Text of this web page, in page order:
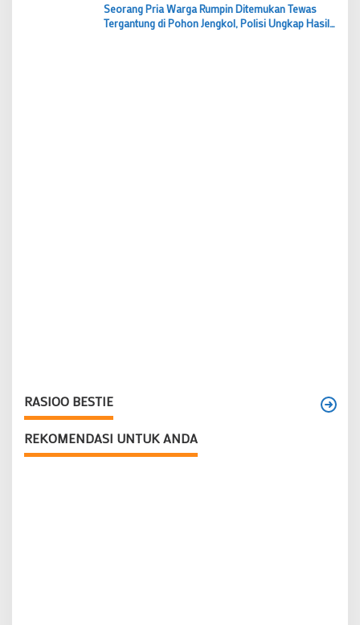
Seorang Pria Warga Rumpin Ditemukan Tewas
Tergantung di Pohon Jengkol, Polisi Ungkap Hasil
RASIOO BESTIE
REKOMENDASI UNTUK ANDA